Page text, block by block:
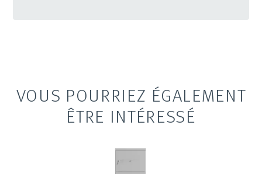
VOUS POURRIEZ ÉGALEMENT
ÊTRE INTÉRESSÉ